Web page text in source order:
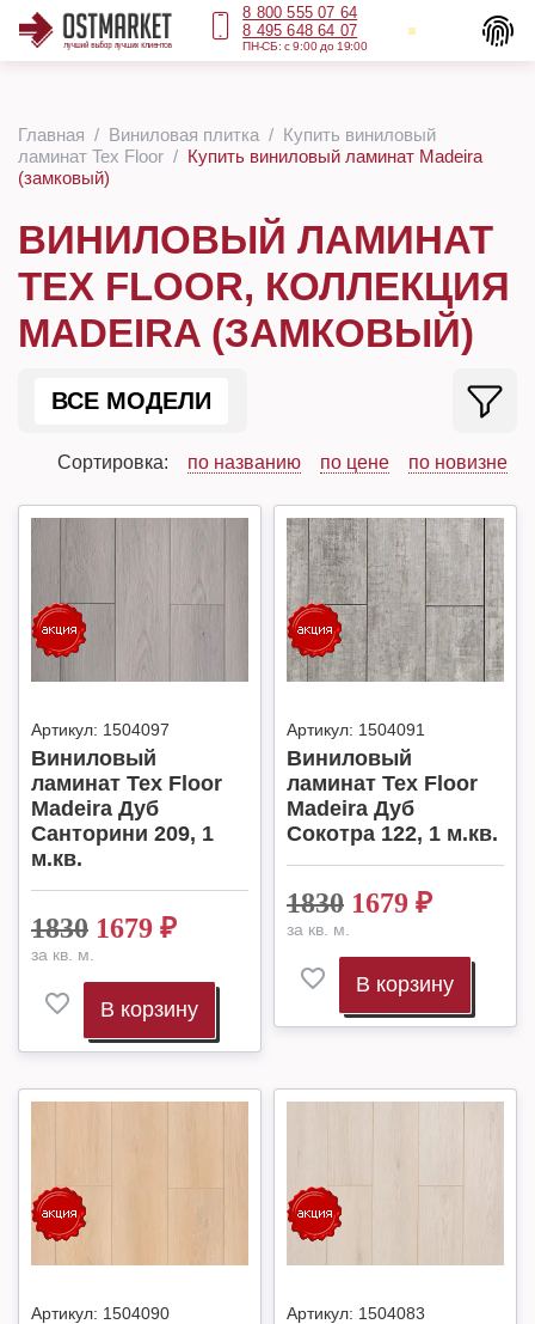
8 800 555 07 64
8 495 648 64 07
ПН-СБ: с 9:00 до 19:00
Главная Виниловая плитка
Купить виниловый
ламинат Tex Floor
Купить виниловый ламинат Madeira
(замковый)
ВИНИЛОВЫЙ ЛАМИНАТ
TEX FLOOR, КОЛЛЕКЦИЯ
MADEIRA (ЗАМКОВЫЙ)
ВСЕ МОДЕЛИ
Сортировка: по названию по цене по новизне
Артикул: 1504097
Виниловый
ламинат Tex Floor
Madeira Дуб
Санторини 209, 1
м.кв.
1830 1679 ₽
за кв. м.
В корзину
Артикул: 1504091
Виниловый
ламинат Tex Floor
Madeira Дуб
Сокотра 122, 1 м.кв.
1830 1679 ₽
за кв. м.
В корзину
Артикул: 1504090 Артикул: 1504083